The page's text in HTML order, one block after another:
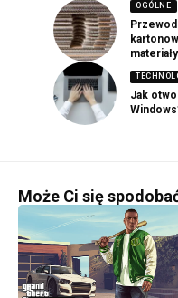
OGÓLNE
Jak
Może Ci się